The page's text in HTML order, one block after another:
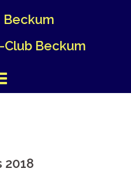
Beckum
Beckum